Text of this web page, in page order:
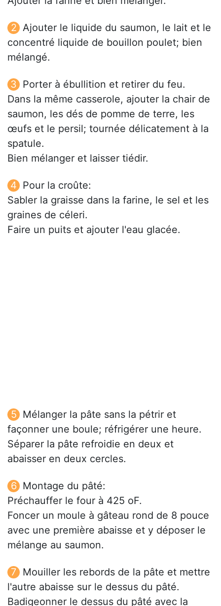
Ajouter le liquide du saumon, le lait et le
concentré liquide de bouillon poulet; bien
mélangé.
Porter à ébullition et retirer du feu.
Dans la même casserole, ajouter la chair de
saumon, les dés de pomme de terre, les
œufs et le persil; tournée délicatement à la
spatule.
Bien mélanger et laisser tiédir.
Pour la croûte:
Sabler la graisse dans la farine, le sel et les
graines de céleri.
Faire un puits et ajouter l'eau glacée.
Mélanger la pâte sans la pétrir et
façonner une boule; réfrigérer une heure.
Séparer la pâte refroidie en deux et
abaisser en deux cercles.
Montage du pâté:
Préchauffer le four à 425 oF.
Foncer un moule à gâteau rond de 8 pouce
avec une première abaisse et y déposer le
mélange au saumon.
Mouiller les rebords de la pâte et mettre
l'autre abaisse sur le dessus du pâté.
Badigeonner le dessus du pâté avec la